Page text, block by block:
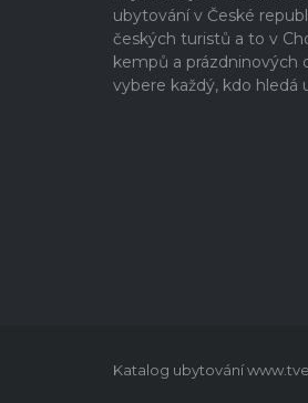
ubytování v České
českých turistů a to v
kempů a prázdninových
vybere každý, kdo hledá
Katalog ubytování